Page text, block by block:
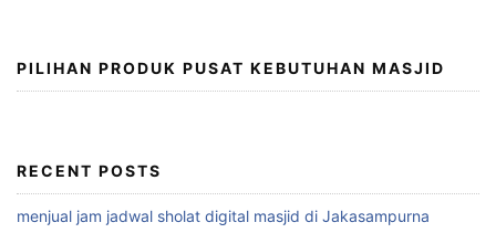
PILIHAN PRODUK PUSAT KEBUTUHAN MASJID
RECENT POSTS
menjual jam jadwal sholat digital masjid di Jakasampurna